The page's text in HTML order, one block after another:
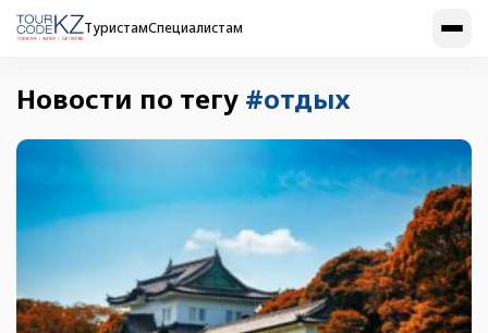
ТуристамСпециалистам
Новости по тегу #отдых